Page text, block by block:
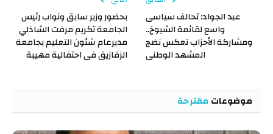
عبد الجواد: تحالف سياسى
واسع لقائمة الشيوخ..
ومشاركة الأحزاب تعكس نضج
المشهد الوطنى
بحضور وزير سابق ونواب رئيس
الجامعة تكريم مرفت الشاذلي
مديرعام شئون التعليم بجامعة
الزقازيق فى احتفالية مهيبة
موضوعات مقترحة